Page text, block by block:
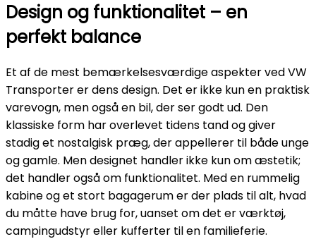
Design og funktionalitet – en
perfekt balance
Et af de mest bemærkelsesværdige aspekter ved VW
Transporter er dens design. Det er ikke kun en praktisk
varevogn, men også en bil, der ser godt ud. Den
klassiske form har overlevet tidens tand og giver
stadig et nostalgisk præg, der appellerer til både unge
og gamle. Men designet handler ikke kun om æstetik;
det handler også om funktionalitet. Med en rummelig
kabine og et stort bagagerum er der plads til alt, hvad
du måtte have brug for, uanset om det er værktøj,
campingudstyr eller kufferter til en familieferie.